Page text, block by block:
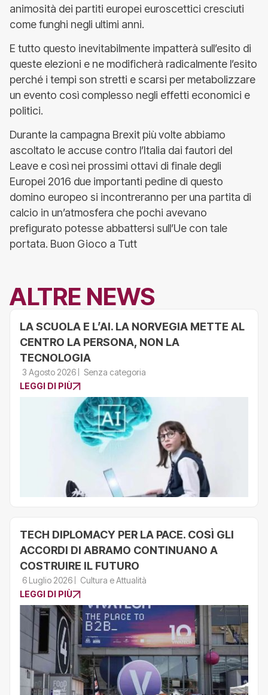
animosità dei partiti europei euroscettici cresciuti
come funghi negli ultimi anni.
E tutto questo inevitabilmente impatterà sull’esito di
queste elezioni e ne modificherà radicalmente l’esito
perché i tempi son stretti e scarsi per metabolizzare
un evento così complesso negli effetti economici e
politici.
Durante la campagna Brexit più volte abbiamo
ascoltato le accuse contro l’Italia dai fautori del
Leave e così nei prossimi ottavi di finale degli
Europei 2016 due importanti pedine di questo
domino europeo si incontreranno per una partita di
calcio in un’atmosfera che pochi avevano
prefigurato potesse abbattersi sull’Ue con tale
portata. Buon Gioco a Tutt
ALTRE NEWS
LA SCUOLA E L’AI. LA NORVEGIA METTE AL
CENTRO LA PERSONA, NON LA
TECNOLOGIA
3 Agosto 2026
Senza categoria
LEGGI DI PIÙ
TECH DIPLOMACY PER LA PACE. COSÌ GLI
ACCORDI DI ABRAMO CONTINUANO A
COSTRUIRE IL FUTURO
6 Luglio 2026
Cultura e Attualità
LEGGI DI PIÙ